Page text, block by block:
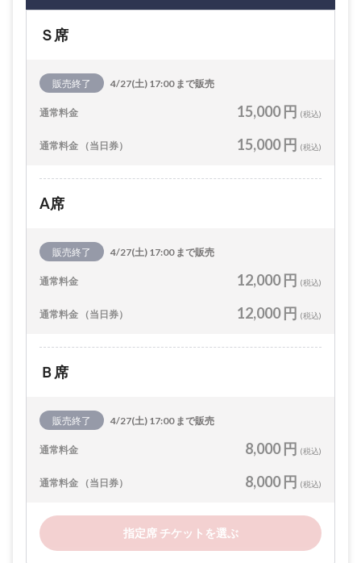
Ｓ席
販売終了 4/27(土) 17:00 まで販売
通常料金 15,000 円 (税込)
通常料金 （当日券） 15,000 円 (税込)
A席
販売終了 4/27(土) 17:00 まで販売
通常料金 12,000 円 (税込)
通常料金 （当日券） 12,000 円 (税込)
Ｂ席
販売終了 4/27(土) 17:00 まで販売
通常料金 8,000 円 (税込)
通常料金 （当日券） 8,000 円 (税込)
指定席 チケットを選ぶ